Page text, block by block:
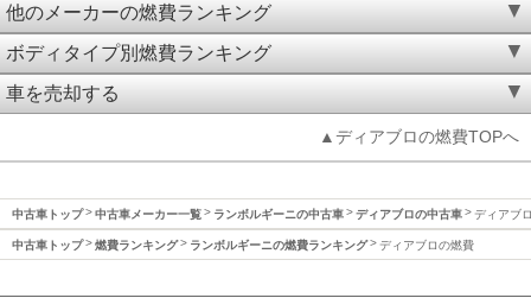
他のメーカーの燃費ランキング
ボディタイプ別燃費ランキング
車を売却する
▲ディアブロの燃費TOPへ
中古車トップ 中古車メーカー一覧 ランボルギーニの中古車 ディアブロの中古車 ディアブ
中古車トップ 燃費ランキング ランボルギーニの燃費ランキング ディアブロの燃費